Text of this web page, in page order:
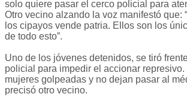
solo quiere pasar el cerco policial para
Otro vecino alzando la voz manifestó que:
los cipayos vende patria. Ellos son los
de todo esto”.
Uno de los jóvenes detenidos, se tiró
policial para impedir el accionar represivo.
mujeres golpeadas y no dejan pasar al
precisó otro vecino.